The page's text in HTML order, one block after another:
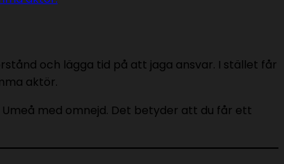
och lägga tid på att jaga ansvar. I stället får
aktör.
med omnejd. Det betyder att du får ett